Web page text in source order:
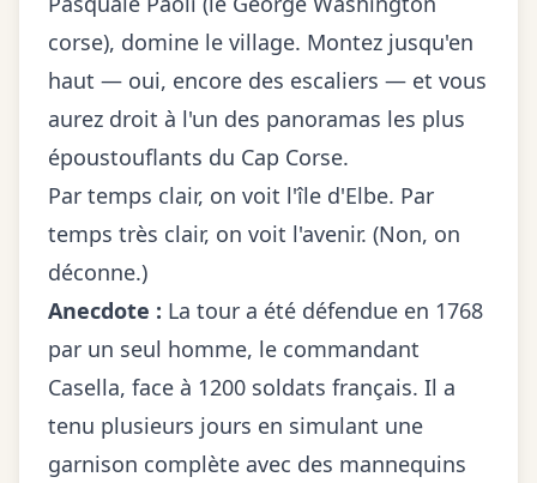
corse), domine le village. Montez jusqu'en
haut — oui, encore des escaliers — et vous
aurez droit à l'un des panoramas les plus
époustouflants du Cap Corse.
Par temps clair, on voit l'île d'Elbe. Par
temps très clair, on voit l'avenir. (Non, on
déconne.)
Anecdote : La tour a été défendue en 1768
par un seul homme, le commandant
Casella, face à 1200 soldats français. Il a
tenu plusieurs jours en simulant une
garnison complète avec des mannequins